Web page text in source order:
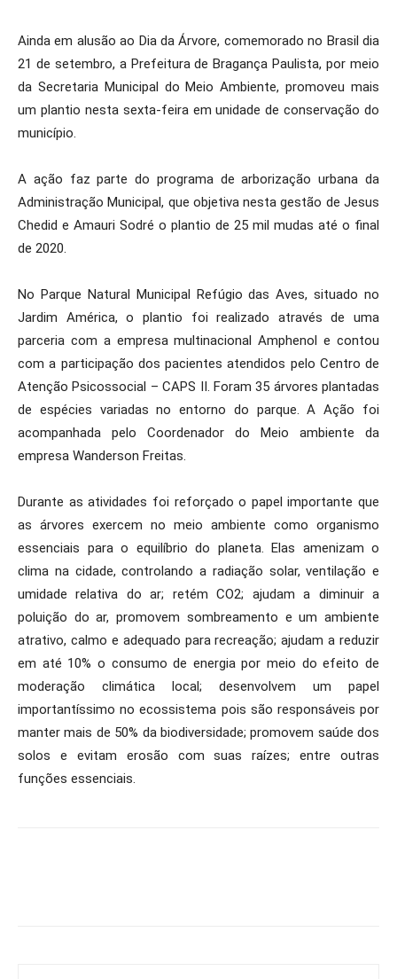
Ainda em alusão ao Dia da Árvore, comemorado no Brasil dia
21 de setembro, a Prefeitura de Bragança Paulista, por meio
da Secretaria Municipal do Meio Ambiente, promoveu mais
um plantio nesta sexta-feira em unidade de conservação do
município.
A ação faz parte do programa de arborização urbana da
Administração Municipal, que objetiva nesta gestão de Jesus
Chedid e Amauri Sodré o plantio de 25 mil mudas até o final
de 2020.
No Parque Natural Municipal Refúgio das Aves, situado no
Jardim América, o plantio foi realizado através de uma
parceria com a empresa multinacional Amphenol e contou
com a participação dos pacientes atendidos pelo Centro de
Atenção Psicossocial – CAPS II. Foram 35 árvores plantadas
de espécies variadas no entorno do parque. A Ação foi
acompanhada pelo Coordenador do Meio ambiente da
empresa Wanderson Freitas.
Durante as atividades foi reforçado o papel importante que
as árvores exercem no meio ambiente como organismo
essenciais para o equilíbrio do planeta. Elas amenizam o
clima na cidade, controlando a radiação solar, ventilação e
umidade relativa do ar; retém CO2; ajudam a diminuir a
poluição do ar, promovem sombreamento e um ambiente
atrativo, calmo e adequado para recreação; ajudam a reduzir
em até 10% o consumo de energia por meio do efeito de
moderação climática local; desenvolvem um papel
importantíssimo no ecossistema pois são responsáveis por
manter mais de 50% da biodiversidade; promovem saúde dos
solos e evitam erosão com suas raízes; entre outras
funções essenciais.